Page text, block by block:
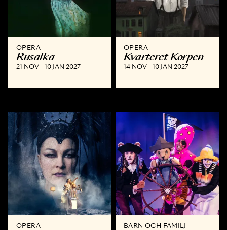
OPERA
Rusalka
21 NOV - 10 JAN 2027
OPERA
Kvarteret Korpen
14 NOV - 10 JAN 2027
OPERA BARN OCH FAMILJ